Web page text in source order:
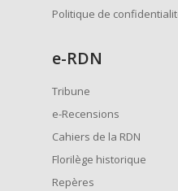
Politique de
e-RDN
Tribune
e-Recensions
Cahiers de la RDN
Florilège historique
Repères